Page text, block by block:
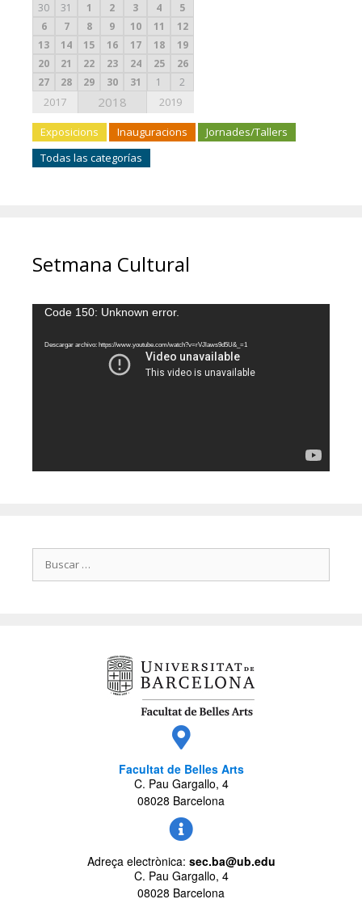
30
31 1 2 3 4
5
6
7 8 9 10 11
12
13
14 15 16 17 18
19
20
21 22 23 24 25
26
27
28 29 30 31 1 2
2017 2018 2019
Exposicions Inauguracions
Jornades/Tallers
Todas las categorías
Setmana Cultural
Reproductor
vídeo
Code 150: Unknown error.
Descargar archivo: https://www.youtube.com/watch?v=rVJlaws9d5U&_=1
Facultat de Belles Arts
C. Pau Gargallo, 4
08028 Barcelona
Adreça electrònica: sec.ba@ub.edu
C. Pau Gargallo, 4
08028 Barcelona